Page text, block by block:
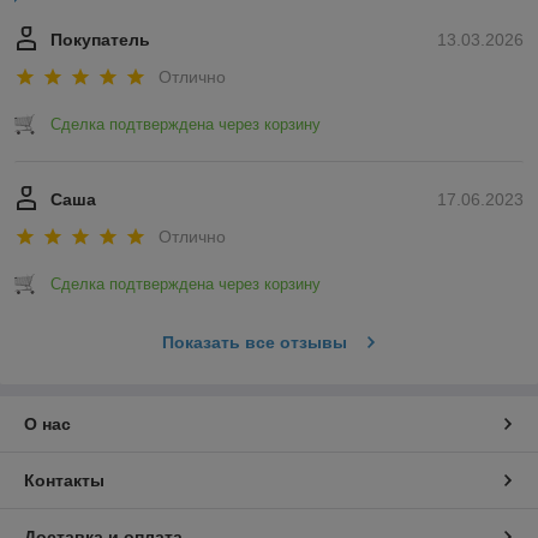
13.03.2026
Покупатель
Отлично
Сделка подтверждена через корзину
17.06.2023
Саша
Отлично
Сделка подтверждена через корзину
Показать все отзывы
О нас
Контакты